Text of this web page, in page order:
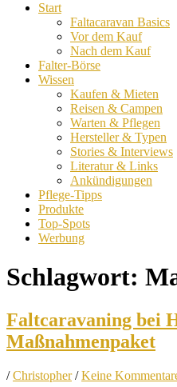
Start
Faltacaravan Basics
Vor dem Kauf
Nach dem Kauf
Falter-Börse
Wissen
Kaufen & Mieten
Reisen & Campen
Warten & Pflegen
Hersteller & Typen
Stories & Interviews
Literatur & Links
Ankündigungen
Pflege-Tipps
Produkte
Top-Spots
Werbung
Schlagwort:
Faltcaravaning bei
Maßnahmenpaket
/Christopher /Keine